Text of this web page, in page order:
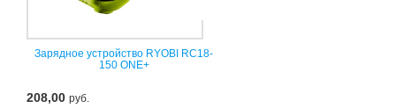
Зарядное устройство RYOBI RC18-
150 ONE+
208,00 руб.